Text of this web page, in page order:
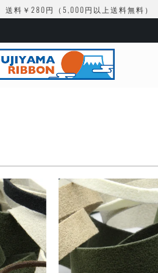
送料￥280円（5,000円以上送料無料）
¥1,234
¥1,234